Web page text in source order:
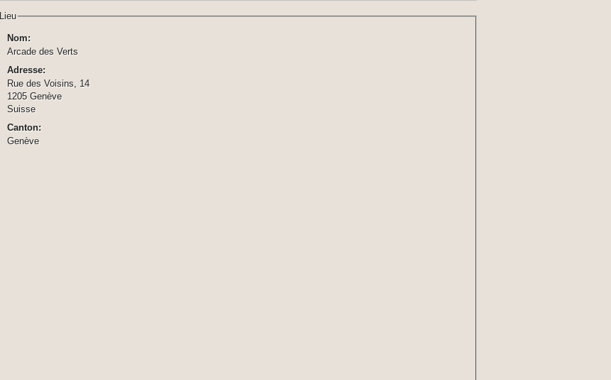
Lieu
Nom:
Arcade des Verts
Adresse:
Rue des Voisins, 14
1205 Genève
Suisse
Canton:
Genève